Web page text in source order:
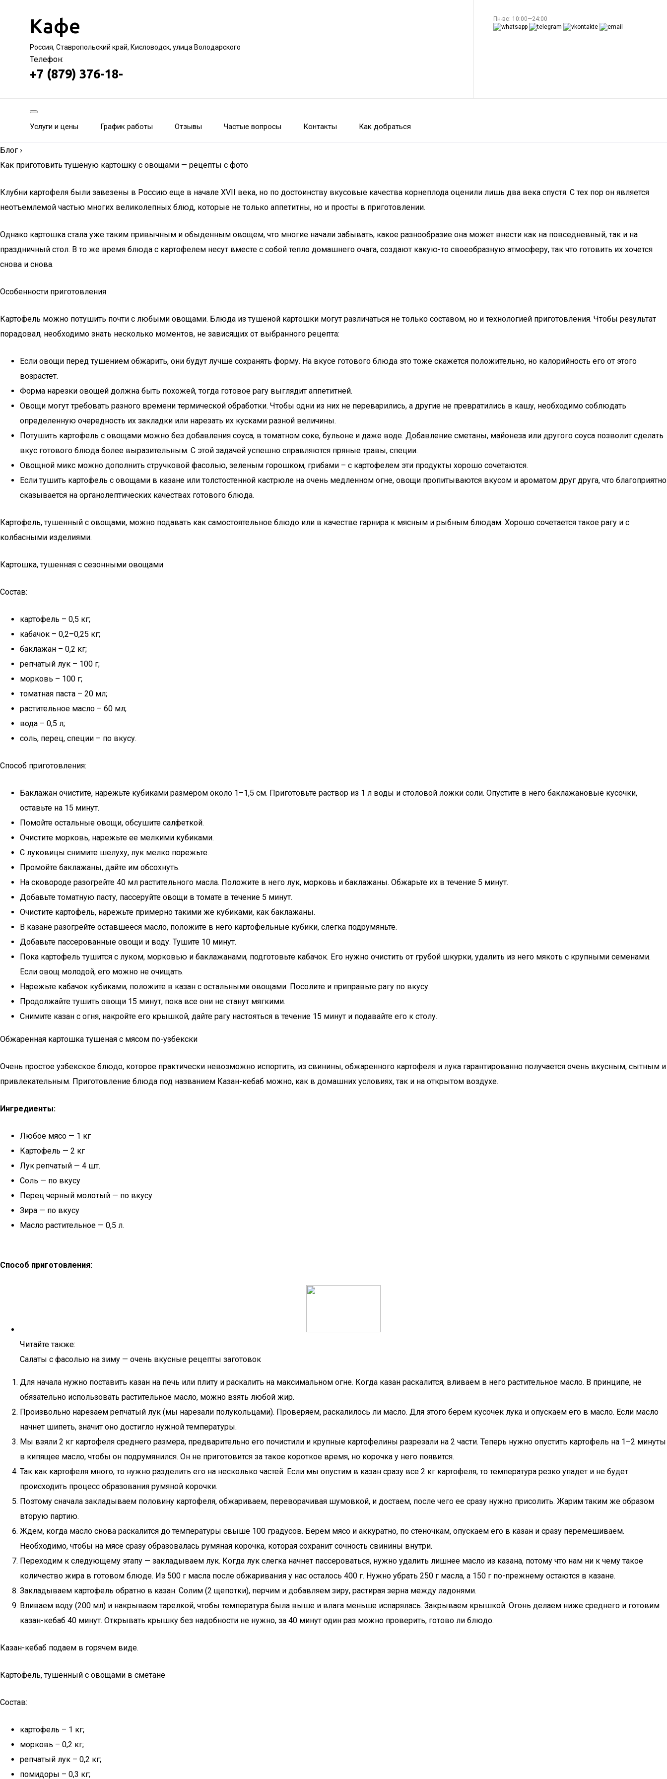
Кафе
Россия, Ставропольский край, Кисловодск, улица Володарского
Телефон:
+7 (879) 376-18-
Пн-вс: 10:00—24:00
Услуги и цены График работы Отзывы Частые вопросы Контакты Как добраться
Блог ›
Как приготовить тушеную картошку с овощами — рецепты с фото
Клубни картофеля были завезены в Россию еще в начале XVII века, но по достоинству вкусовые качества корнеплода оценили лишь два века спустя. С тех пор он является
неотъемлемой частью многих великолепных блюд, которые не только аппетитны, но и просты в приготовлении.
Однако картошка стала уже таким привычным и обыденным овощем, что многие начали забывать, какое разнообразие она может внести как на повседневный, так и на
праздничный стол. В то же время блюда с картофелем несут вместе с собой тепло домашнего очага, создают какую-то своеобразную атмосферу, так что готовить их хочется
снова и снова.
Особенности приготовления
Картофель можно потушить почти с любыми овощами. Блюда из тушеной картошки могут различаться не только составом, но и технологией приготовления. Чтобы результат
порадовал, необходимо знать несколько моментов, не зависящих от выбранного рецепта:
Если овощи перед тушением обжарить, они будут лучше сохранять форму. На вкусе готового блюда это тоже скажется положительно, но калорийность его от этого
возрастет.
Форма нарезки овощей должна быть похожей, тогда готовое рагу выглядит аппетитней.
Овощи могут требовать разного времени термической обработки. Чтобы одни из них не переварились, а другие не превратились в кашу, необходимо соблюдать
определенную очередность их закладки или нарезать их кусками разной величины.
Потушить картофель с овощами можно без добавления соуса, в томатном соке, бульоне и даже воде. Добавление сметаны, майонеза или другого соуса позволит сделать
вкус готового блюда более выразительным. С этой задачей успешно справляются пряные травы, специи.
Овощной микс можно дополнить стручковой фасолью, зеленым горошком, грибами – с картофелем эти продукты хорошо сочетаются.
Если тушить картофель с овощами в казане или толстостенной кастрюле на очень медленном огне, овощи пропитываются вкусом и ароматом друг друга, что благоприятно
сказывается на органолептических качествах готового блюда.
Картофель, тушенный с овощами, можно подавать как самостоятельное блюдо или в качестве гарнира к мясным и рыбным блюдам. Хорошо сочетается такое рагу и с
колбасными изделиями.
Картошка, тушенная с сезонными овощами
Состав:
картофель – 0,5 кг;
кабачок – 0,2–0,25 кг;
баклажан – 0,2 кг;
репчатый лук – 100 г;
морковь – 100 г;
томатная паста – 20 мл;
растительное масло – 60 мл;
вода – 0,5 л;
соль, перец, специи – по вкусу.
Способ приготовления:
Баклажан очистите, нарежьте кубиками размером около 1–1,5 см. Приготовьте раствор из 1 л воды и столовой ложки соли. Опустите в него баклажановые кусочки,
оставьте на 15 минут.
Помойте остальные овощи, обсушите салфеткой.
Очистите морковь, нарежьте ее мелкими кубиками.
С луковицы снимите шелуху, лук мелко порежьте.
Промойте баклажаны, дайте им обсохнуть.
На сковороде разогрейте 40 мл растительного масла. Положите в него лук, морковь и баклажаны. Обжарьте их в течение 5 минут.
Добавьте томатную пасту, пассеруйте овощи в томате в течение 5 минут.
Очистите картофель, нарежьте примерно такими же кубиками, как баклажаны.
В казане разогрейте оставшееся масло, положите в него картофельные кубики, слегка подрумяньте.
Добавьте пассерованные овощи и воду. Тушите 10 минут.
Пока картофель тушится с луком, морковью и баклажанами, подготовьте кабачок. Его нужно очистить от грубой шкурки, удалить из него мякоть с крупными семенами.
Если овощ молодой, его можно не очищать.
Нарежьте кабачок кубиками, положите в казан с остальными овощами. Посолите и приправьте рагу по вкусу.
Продолжайте тушить овощи 15 минут, пока все они не станут мягкими.
Снимите казан с огня, накройте его крышкой, дайте рагу настояться в течение 15 минут и подавайте его к столу.
Обжаренная картошка тушеная с мясом по-узбекски
Очень простое узбекское блюдо, которое практически невозможно испортить, из свинины, обжаренного картофеля и лука гарантированно получается очень вкусным, сытным и
привлекательным. Приготовление блюда под названием Казан-кебаб можно, как в домашних условиях, так и на открытом воздухе.
Ингредиенты:
Любое мясо — 1 кг
Картофель — 2 кг
Лук репчатый — 4 шт.
Соль — по вкусу
Перец черный молотый — по вкусу
Зира — по вкусу
Масло растительное — 0,5 л.
Способ приготовления:
Читайте также:
Салаты с фасолью на зиму — очень вкусные рецепты заготовок
Для начала нужно поставить казан на печь или плиту и раскалить на максимальном огне. Когда казан раскалится, вливаем в него растительное масло. В принципе, не
обязательно использовать растительное масло, можно взять любой жир.
Произвольно нарезаем репчатый лук (мы нарезали полукольцами). Проверяем, раскалилось ли масло. Для этого берем кусочек лука и опускаем его в масло. Если масло
начнет шипеть, значит оно достигло нужной температуры.
Мы взяли 2 кг картофеля среднего размера, предварительно его почистили и крупные картофелины разрезали на 2 части. Теперь нужно опустить картофель на 1–2 минуты
в кипящее масло, чтобы он подрумянился. Он не приготовится за такое короткое время, но корочка у него появится.
Так как картофеля много, то нужно разделить его на несколько частей. Если мы опустим в казан сразу все 2 кг картофеля, то температура резко упадет и не будет
происходить процесс образования румяной корочки.
Поэтому сначала закладываем половину картофеля, обжариваем, переворачивая шумовкой, и достаем, после чего ее сразу нужно присолить. Жарим таким же образом
вторую партию.
Ждем, когда масло снова раскалится до температуры свыше 100 градусов. Берем мясо и аккуратно, по стеночкам, опускаем его в казан и сразу перемешиваем.
Необходимо, чтобы на мясе сразу образовалась румяная корочка, которая сохранит сочность свинины внутри.
Переходим к следующему этапу — закладываем лук. Когда лук слегка начнет пассероваться, нужно удалить лишнее масло из казана, потому что нам ни к чему такое
количество жира в готовом блюде. Из 500 г масла после обжаривания у нас осталось 400 г. Нужно убрать 250 г масла, а 150 г по-прежнему остаются в казане.
Закладываем картофель обратно в казан. Солим (2 щепотки), перчим и добавляем зиру, растирая зерна между ладонями.
Вливаем воду (200 мл) и накрываем тарелкой, чтобы температура была выше и влага меньше испарялась. Закрываем крышкой. Огонь делаем ниже среднего и готовим
казан-кебаб 40 минут. Открывать крышку без надобности не нужно, за 40 минут один раз можно проверить, готово ли блюдо.
Казан-кебаб подаем в горячем виде.
Картофель, тушенный с овощами в сметане
Состав:
картофель – 1 кг;
морковь – 0,2 кг;
репчатый лук – 0,2 кг;
помидоры – 0,3 кг;